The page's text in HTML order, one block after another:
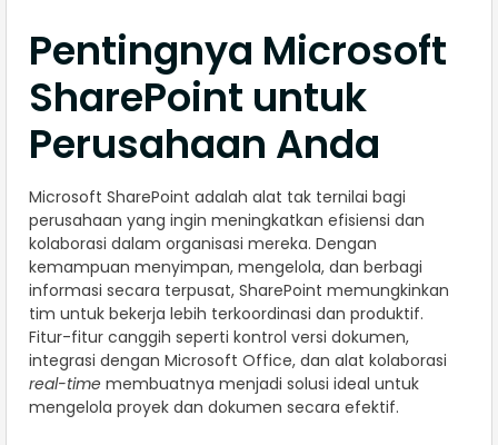
Pentingnya Microsoft
SharePoint untuk
Perusahaan Anda
Microsoft SharePoint adalah alat tak ternilai bagi
perusahaan yang ingin meningkatkan efisiensi dan
kolaborasi dalam organisasi mereka. Dengan
kemampuan menyimpan, mengelola, dan berbagi
informasi secara terpusat, SharePoint memungkinkan
tim untuk bekerja lebih terkoordinasi dan produktif.
Fitur-fitur canggih seperti kontrol versi dokumen,
integrasi dengan Microsoft Office, dan alat kolaborasi
real-time membuatnya menjadi solusi ideal untuk
mengelola proyek dan dokumen secara efektif.